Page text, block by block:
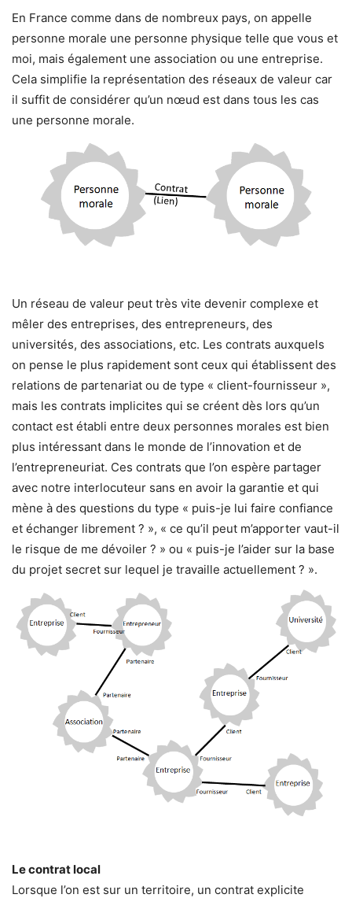
En France comme dans de nombreux pays, on appelle
personne morale une personne physique telle que vous et
moi, mais également une association ou une entreprise.
Cela simplifie la représentation des réseaux de valeur car
il suffit de considérer qu’un nœud est dans tous les cas
une personne morale.
Un réseau de valeur peut très vite devenir complexe et
mêler des entreprises, des entrepreneurs, des
universités, des associations, etc. Les contrats auxquels
on pense le plus rapidement sont ceux qui établissent des
relations de partenariat ou de type « client-fournisseur »,
mais les contrats implicites qui se créent dès lors qu’un
contact est établi entre deux personnes morales est bien
plus intéressant dans le monde de l’innovation et de
l’entrepreneuriat. Ces contrats que l’on espère partager
avec notre interlocuteur sans en avoir la garantie et qui
mène à des questions du type « puis-je lui faire confiance
et échanger librement ? », « ce qu’il peut m’apporter vaut-il
le risque de me dévoiler ? » ou « puis-je l’aider sur la base
du projet secret sur lequel je travaille actuellement ? ».
Le contrat local
Lorsque l’on est sur un territoire, un contrat explicite